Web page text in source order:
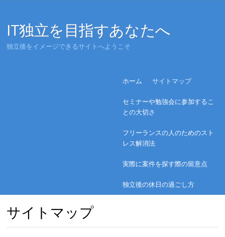
IT独立を目指すあなたへ
独立後をイメージできるサイトへようこそ
Skip to content
ホーム サイトマップ
セミナーや勉強会に参加するこ
との大切さ
フリーランスの人のためのスト
レス解消法
実際に案件を探す際の留意点
独立後の休日の過ごし方
サイトマップ